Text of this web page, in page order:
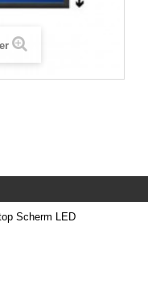
Scherm LED